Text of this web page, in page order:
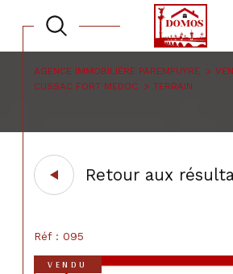
AGENCE IMMOBILIÈRE PAREMPUYRE
CUSSAC FORT MEDOC
TERRAIN
Retour aux
Réf : 095
VENDU